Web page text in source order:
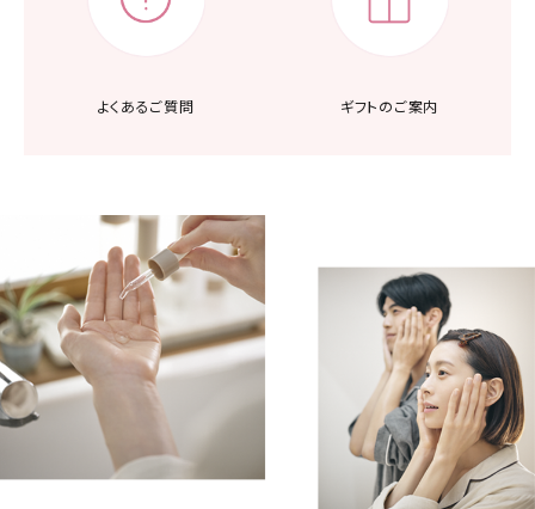
よくあるご質問 ギフトのご案内